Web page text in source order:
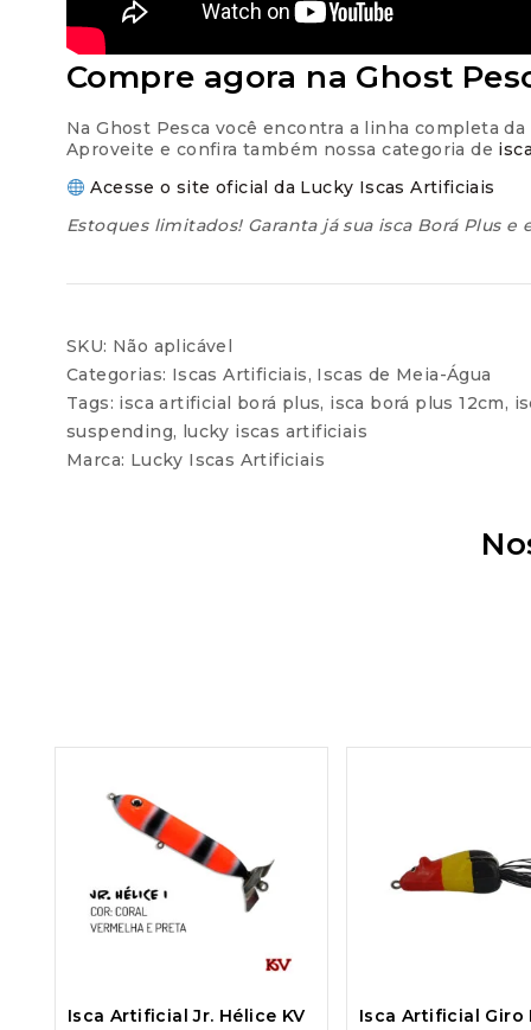
Compre agora na Ghost
Na Ghost Pesca você encontra a linha completa
Aproveite e confira também nossa categoria de
Acesse o site oficial da Lucky Iscas Artificiais
Estoques limitados! Garanta já sua isca Borá Plus
SKU: Não aplicável
Categorias: Iscas Artificiais, Iscas de Meia-Água
Tags: isca artificial borá plus, isca borá plus 12cm,
suspending, lucky iscas artificiais
Marca: Lucky Iscas Artificiais
Isca Artificial Jr. Hélice KV
Isca Artificial Giro